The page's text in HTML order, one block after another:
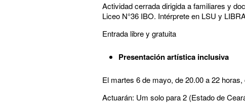
Actividad cerrada dirigida a familiares y
Liceo N°36 IBO. Intérprete en LSU y
Entrada libre y gratuita
Presentación artística inclusiva
El martes 6 de mayo, de 20.00 a 22
Actuarán: Um solo para 2 (Estado de